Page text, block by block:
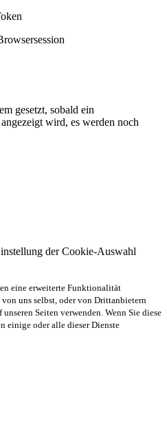
gesetzt, sobald ein
wird, es werden noch
der Cookie-Auswahl
eine erweiterte Funktionalität
uns selbst, oder von Drittanbietern
Seiten verwenden. Wenn Sie diese
einige oder alle dieser Dienste